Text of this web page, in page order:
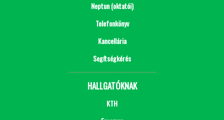
Neptun (oktatói)
Telefonkönyv
Kancellária
Segítségkérés
HALLGATÓKNAK
KTH